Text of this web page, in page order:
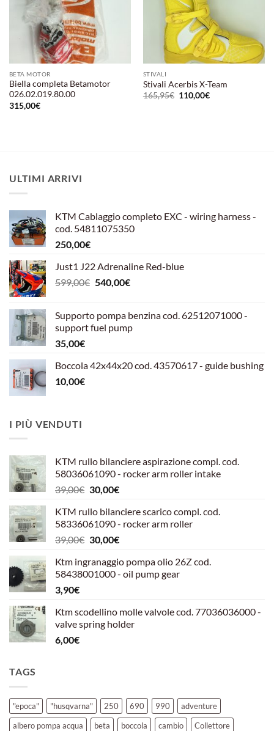
BETA MOTOR
Biella completa Betamotor
026.02.019.80.00
315,00€
STIVALI
Stivali Acerbis X-Team
165,95€ Il
prezzo
110,00€Il
ULTIMI ARRIVI
KTM Cablaggio completo EXC - wiring harness -
cod. 54811075350
250,00€
Just1 J22 Adrenaline Red-blue
599,00€ Il
era:
599,00€.
540,00€Il
è:
540,00€.
Supporto pompa benzina cod. 62512071000 -
support fuel pump
35,00€
Boccola 42x44x20 cod. 43570617 - guide bushing
10,00€
I PIÙ VENDUTI
KTM rullo bilanciere aspirazione compl. cod.
58036061090 - rocker arm roller intake
39,00€ Il
originale
era:
39,00€.
30,00€Il
attuale
è:
30,00€.
KTM rullo bilanciere scarico compl. cod.
58336061090 - rocker arm roller
39,00€ Il
originale
era:
30,00€Il
attuale
è:
Ktm ingranaggio pompa olio 26Z cod.
58438001000 - oil pump gear
3,90€
Ktm scodellino molle valvole cod. 77036036000 -
valve spring holder
6,00€
TAGS
"epoca" "husqvarna" 250 690 990
adventure
albero pompa acqua
beta boccola cambio
Collettore